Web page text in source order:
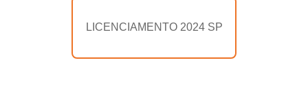
LICENCIAMENTO 2024 SP